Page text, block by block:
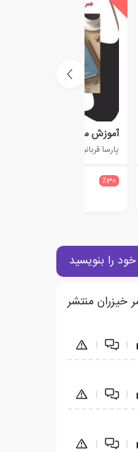
پارسا قربانیان
٪30
را بنویسید
خیزران منتشر
|
|
|
|
|
|